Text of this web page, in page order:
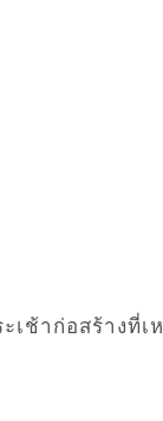
ช้าก่อสร้างที่